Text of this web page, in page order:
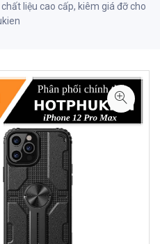
liệu cao cấp, kiêm giá đỡ cho